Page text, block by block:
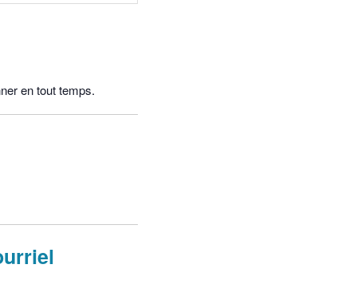
en tout temps.